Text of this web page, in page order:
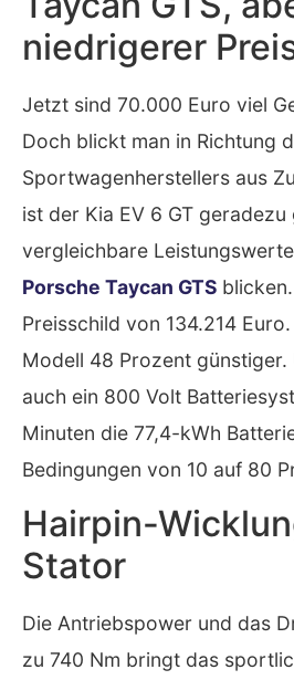
niedrigerer
Jetzt sind 70.000 Euro viel
Doch blickt man in Richtung
Sportwagenherstellers aus
ist der Kia EV 6 GT geradezu
vergleichbare
Porsche Taycan GTS
Preisschild von 134.214
Modell 48 Prozent
auch ein 800 Volt
Minuten die 77,4-kWh
Bedingungen von 10 auf 80
Hairpin-
Stator
Die Antriebspower und das
zu 740 Nm bringt das